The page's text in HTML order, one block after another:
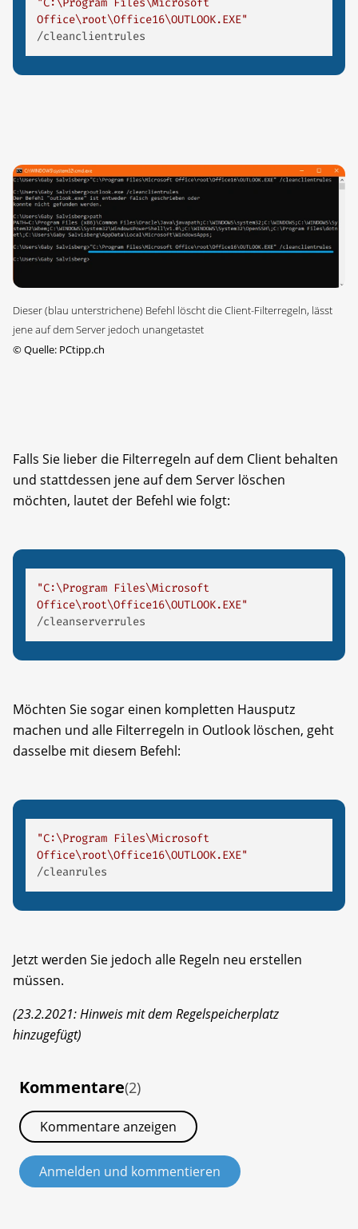
Office\root\Office16\OUTLOOK.EXE"
/cleanclientrules
Dieser (blau unterstrichene) Befehl löscht die Client-Filterregeln, lässt
jene auf dem Server jedoch unangetastet
©Quelle: PCtipp.ch
Falls Sie lieber die Filterregeln auf dem Client behalten
und stattdessen jene auf dem Server löschen
möchten, lautet der Befehl wie folgt:
"C:\Program Files\Microsoft
Office\root\Office16\OUTLOOK.EXE"
/cleanserverrules
Möchten Sie sogar einen kompletten Hausputz
machen und alle Filterregeln in Outlook löschen, geht
dasselbe mit diesem Befehl:
"C:\Program Files\Microsoft
Office\root\Office16\OUTLOOK.EXE"
/cleanrules
Jetzt werden Sie jedoch alle Regeln neu erstellen
müssen.
(23.2.2021: Hinweis mit dem Regelspeicherplatz
hinzugefügt)
Kommentare(2)
Kommentare anzeigen
Anmelden und kommentieren